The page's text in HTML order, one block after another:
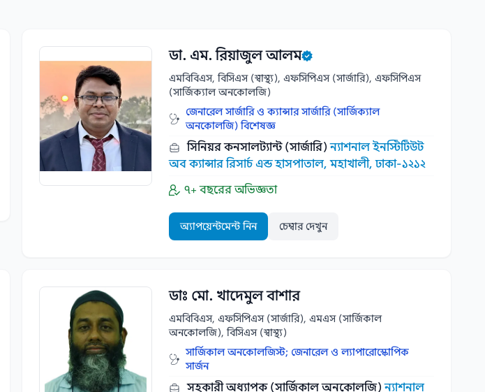
ডা. এম. রিয়াজুল আলম
এমবিবিএস, বিসিএস (স্বাস্থ্য), এফসিপিএস (সার্জারি), এফসিপিএস
(সার্জিক্যাল অনকোলজি)
জেনারেল সার্জারি ও ক্যান্সার সার্জারি (সার্জিক্যাল
অনকোলজি) বিশেষজ্ঞ
সিনিয়র কনসালট্যান্ট (সার্জারি)ন্যাশনাল ইনস্টিটিউট
অব ক্যান্সার রিসার্চ এন্ড হাসপাতাল, মহাখালী, ঢাকা-১২১২
৭+ বছরের অভিজ্ঞতা
অ্যাপয়েন্টমেন্ট নিন চেম্বার দেখুন
ডাঃ মো. খাদেমুল বাশার
এমবিবিএস, এফসিপিএস (সার্জারি), এমএস (সার্জিকাল
অনকোলজি), বিসিএস (স্বাস্থ্য)
সার্জিকাল অনকোলজিস্ট; জেনারেল ও ল্যাপারোস্কোপিক
সার্জন
সহকারী অধ্যাপক (সার্জিকাল অনকোলজি)ন্যাশনাল